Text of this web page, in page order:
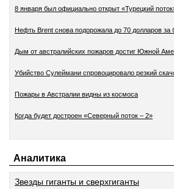
8 января был официально открыт «Турецкий
Нефть Brent снова подорожала до 70 долларов за
Дым от австралийских пожаров достиг Южной
Убийство Сулеймани спровоцировало резкий
Пожары в Австралии видны из космоса
Когда будет достроен «Северный поток – 2»
Аналитика
Звезды гиганты и сверхгиганты